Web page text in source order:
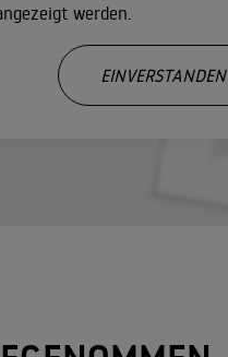
werden.
EINVERSTANDEN